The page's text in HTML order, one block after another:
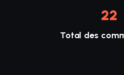
22
Total des